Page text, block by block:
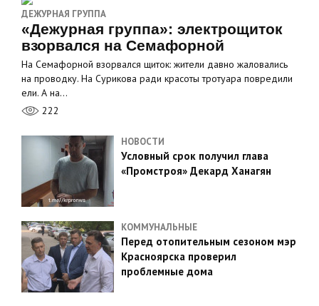
ДЕЖУРНАЯ ГРУППА
«Дежурная группа»: электрощиток
взорвался на Семафорной
На Семафорной взорвался щиток: жители давно жаловались
на проводку. На Сурикова ради красоты тротуара повредили
ели. А на…
222
НОВОСТИ
Условный срок получил глава
«Промстроя» Декард Ханагян
КОММУНАЛЬНЫЕ
Перед отопительным сезоном мэр
Красноярска проверил
проблемные дома